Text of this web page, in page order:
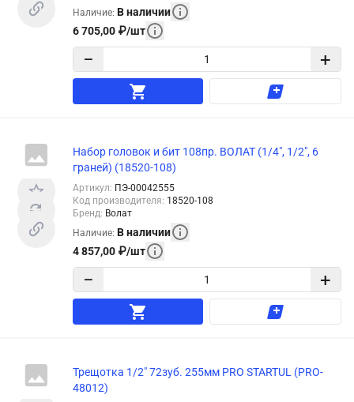
Наличие: В наличии
6 705,00 ₽/шт
− +
Набор головок и бит 108пр. ВОЛАТ (1/4", 1/2", 6
граней) (18520-108)
Артикул: ПЭ-00042555
Код производителя: 18520-108
Бренд: Волат
Наличие: В наличии
4 857,00 ₽/шт
− +
Трещотка 1/2" 72зуб. 255мм PRO STARTUL (PRO-
48012)